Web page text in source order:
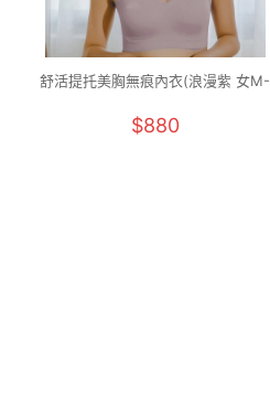
舒活提托美胸無痕內衣(浪漫紫 女M-
$880